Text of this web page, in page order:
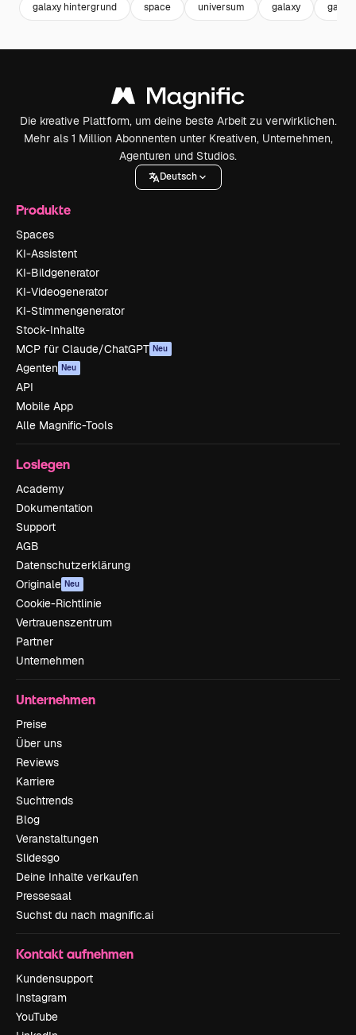
galaxy hintergrund space universum galaxy
Die kreative Plattform, um deine beste Arbeit zu verwirklichen.
Mehr als 1 Million Abonnenten unter Kreativen, Unternehmen,
Agenturen und Studios.
Deutsch
Produkte
Spaces
KI-Assistent
KI-Bildgenerator
KI-Videogenerator
KI-Stimmengenerator
Stock-Inhalte
MCP für Claude/ChatGPT Neu
Agenten Neu
API
Mobile App
Alle Magnific-Tools
Loslegen
Academy
Dokumentation
Support
AGB
Datenschutzerklärung
Originale Neu
Cookie-Richtlinie
Vertrauenszentrum
Partner
Unternehmen
Unternehmen
Preise
Über uns
Reviews
Karriere
Suchtrends
Blog
Veranstaltungen
Slidesgo
Deine Inhalte verkaufen
Pressesaal
Suchst du nach magnific.ai
Kontakt aufnehmen
Kundensupport
Instagram
YouTube